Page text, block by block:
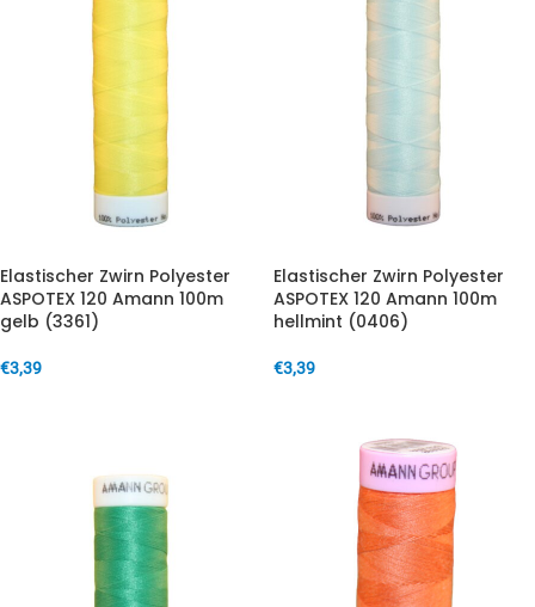
Elastischer Zwirn Polyester
ASPOTEX 120 Amann 100m
gelb (3361)
€3,39
Elastischer Zwirn Polyester
ASPOTEX 120 Amann 100m
hellmint (0406)
€3,39